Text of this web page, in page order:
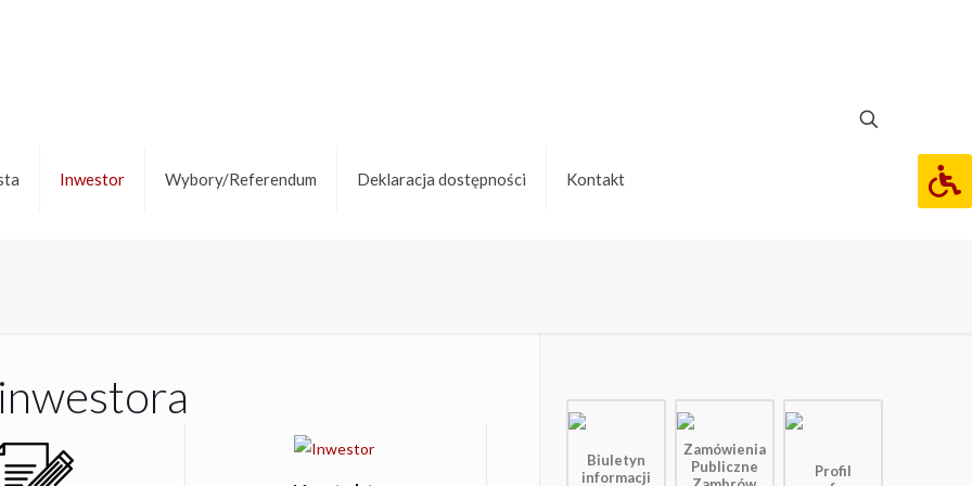
Inwestor Wybory/Referendum Deklaracja dostępności Kontakt
Biuletyn
informacji
Zamówienia
Publiczne
Profil